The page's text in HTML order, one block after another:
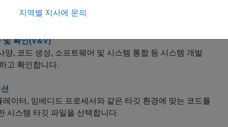
생성합니다.
및 확인(V&V)
양, 코드 생성, 소프트웨어 및 시스템 통합 등 시스템 개발
고 확인합니다.
이터, 임베디드 프로세서와 같은 타깃 환경에 맞는 코드를
시스템 타깃 파일을 선택합니다.
지역별 지사에 문의